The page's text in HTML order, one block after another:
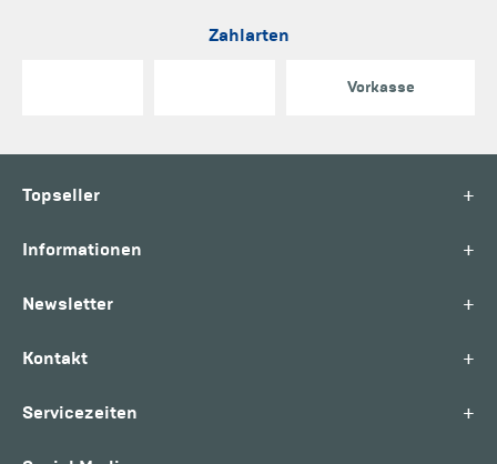
Zahlarten
Vorkasse
Topseller +
Informationen +
Newsletter +
Kontakt +
Servicezeiten +